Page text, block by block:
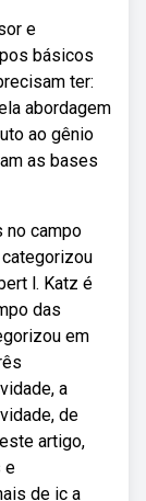
e
básicos
ter:
abordagem
ao gênio
as bases
no campo
l. Katz é
das
em
a
de
artigo,
e
de ic a